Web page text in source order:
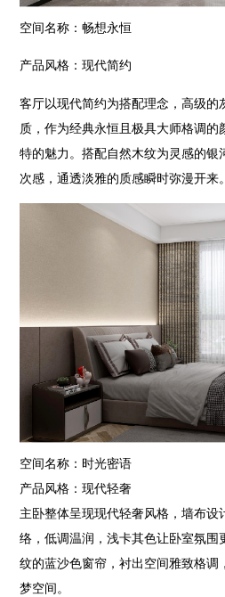
空间名称：畅想永恒
产品风格：现代简约
客厅以现代简约为搭配理念，高级的
质，作为经典永恒且极具大师格调的
特的魅力。搭配自然木纹为灵感的银
次感，通透淡雅的质感瞬时弥漫开来。
空间名称：时光密语
产品风格：现代轻奢
主卧整体呈现现代轻奢风格，墙布设
络，低调温润，浅卡其色让卧室氛围
纹的蓝沙色窗帘，衬出空间雅致格调
梦空间。